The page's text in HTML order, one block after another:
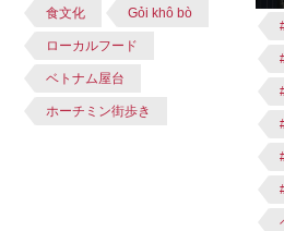
食文化 Gỏi khô bò
ローカルフード
ベトナム屋台
ホーチミン街歩き